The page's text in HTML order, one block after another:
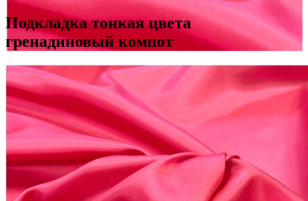
Подкладка тонкая цвета
гренадиновый компот